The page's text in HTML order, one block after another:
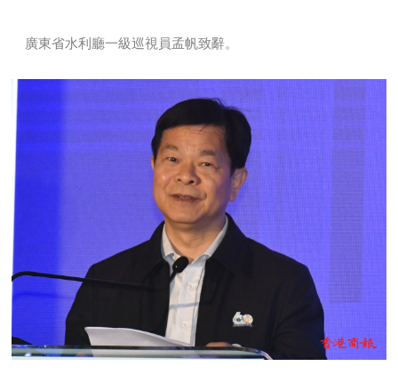
廣東省水利廳一級巡視員孟帆致辭。